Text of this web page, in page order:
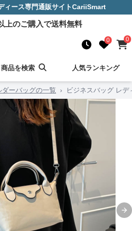
ィース専門通販サイトCariiSmart
上のご購入で送料無料
0 0
商品を検索 人気ランキング
ダーバッグの一覧 › ビジネスバッグ レ